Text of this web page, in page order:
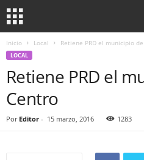
Inicio Local Retiene PRD el municipio
LOCAL
Retiene PRD el
Centro
Por Editor - 15 marzo, 2016 1283